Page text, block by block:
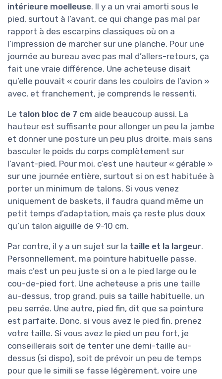
intérieure moelleuse. Il y a un vrai amorti sous le
pied, surtout à l’avant, ce qui change pas mal par
rapport à des escarpins classiques où on a
l’impression de marcher sur une planche. Pour une
journée au bureau avec pas mal d’allers-retours, ça
fait une vraie différence. Une acheteuse disait
qu’elle pouvait « courir dans les couloirs de l’avion »
avec, et franchement, je comprends le ressenti.
Le talon bloc de 7 cm aide beaucoup aussi. La
hauteur est suffisante pour allonger un peu la jambe
et donner une posture un peu plus droite, mais sans
basculer le poids du corps complètement sur
l’avant-pied. Pour moi, c’est une hauteur « gérable »
sur une journée entière, surtout si on est habituée à
porter un minimum de talons. Si vous venez
uniquement de baskets, il faudra quand même un
petit temps d’adaptation, mais ça reste plus doux
qu’un talon aiguille de 9-10 cm.
Par contre, il y a un sujet sur la taille et la largeur.
Personnellement, ma pointure habituelle passe,
mais c’est un peu juste si on a le pied large ou le
cou-de-pied fort. Une acheteuse a pris une taille
au-dessus, trop grand, puis sa taille habituelle, un
peu serrée. Une autre, pied fin, dit que sa pointure
est parfaite. Donc, si vous avez le pied fin, prenez
votre taille. Si vous avez le pied un peu fort, je
conseillerais soit de tenter une demi-taille au-
dessus (si dispo), soit de prévoir un peu de temps
pour que le simili se fasse légèrement, voire une